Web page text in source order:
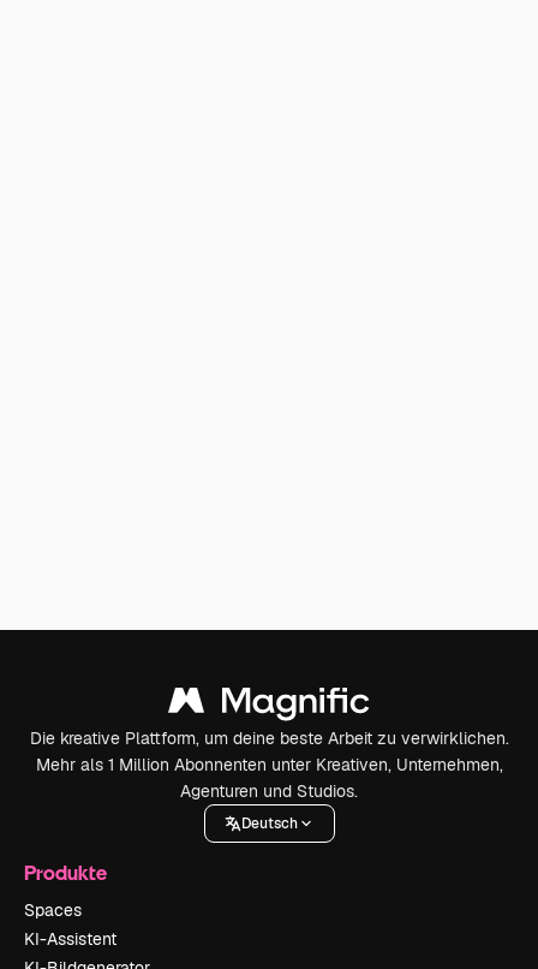
Die kreative Plattform, um deine beste Arbeit zu verwirklichen.
Mehr als 1 Million Abonnenten unter Kreativen, Unternehmen,
Agenturen und Studios.
Deutsch
Produkte
Spaces
KI-Assistent